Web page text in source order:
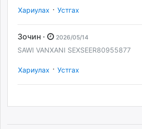
Хариулах · Устгах
Зочин · 2026/05/14
SAWI VANXANI SEXSEER80955877
Хариулах · Устгах